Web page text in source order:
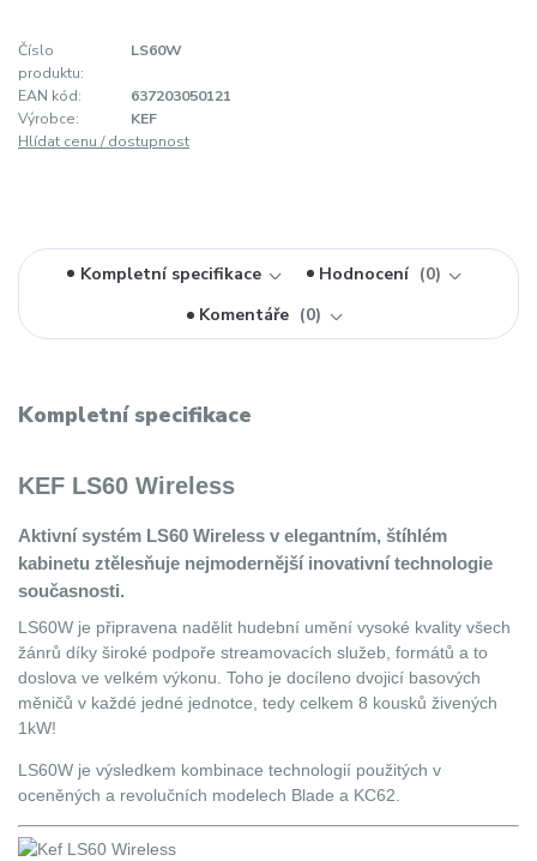
Číslo
produktu:
LS60W
EAN kód:
637203050121
Výrobce:
KEF
Hlídat cenu / dostupnost
Kompletní specifikace Hodnocení
0
Komentáře
0
Kompletní specifikace
KEF LS60 Wireless
Aktivní systém LS60 Wireless v elegantním, štíhlém
kabinetu ztělesňuje nejmodernější inovativní technologie
současnosti.
LS60W je připravena nadělit hudební umění vysoké kvality všech
žánrů díky široké podpoře streamovacích služeb, formátů a to
doslova ve velkém výkonu. Toho je docíleno dvojicí basových
měničů v každé jedné jednotce, tedy celkem 8 kousků živených
1kW!
LS60W je výsledkem kombinace technologií použitých v
oceněných a revolučních modelech Blade a KC62.